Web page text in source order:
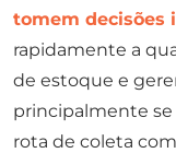
tomem decisões
rapidamente a
de estoque e
principalmente
rota de coleta